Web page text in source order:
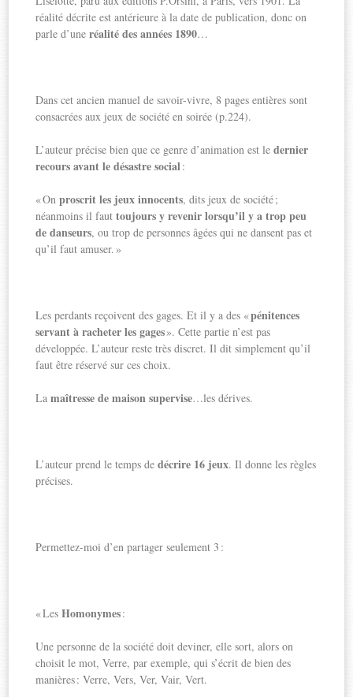
réalité décrite est antérieure à la date de publication, donc on
parle d’uneréalité des années 1890…
Dans cet ancien manuel de savoir-vivre, 8 pages entières sont
consacrées aux jeux de société en soirée (p.224).
L’auteur précise bien que ce genre d’animation est ledernier
recours avant le désastre social:
« Onproscrit les jeux innocents, dits jeux de société ;
néanmoins il fauttoujours y revenir lorsqu’il y a trop peu
de danseurs, ou trop de personnes âgées qui ne dansent pas et
qu’il faut amuser. »
Les perdants reçoivent des gages. Et il y a des «pénitences
servant à racheter les gages». Cette partie n’est pas
développée. L’auteur reste très discret. Il dit simplement qu’il
faut être réservé sur ces choix.
Lamaîtresse de maison supervise…les dérives.
L’auteur prend le temps dedécrire 16 jeux. Il donne les règles
précises.
Permettez-moi d’en partager seulement 3 :
« LesHomonymes:
Une personne de la société doit deviner, elle sort, alors on
choisit le mot, Verre, par exemple, qui s’écrit de bien des
manières : Verre, Vers, Ver, Vair, Vert.